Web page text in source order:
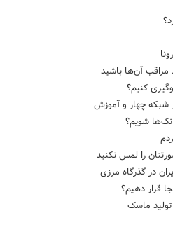
کنیم؟
چهار و آموزش
شویم؟
را لمس نکنید
در گذرگاه مرزی
قرار دهیم؟
ماسک